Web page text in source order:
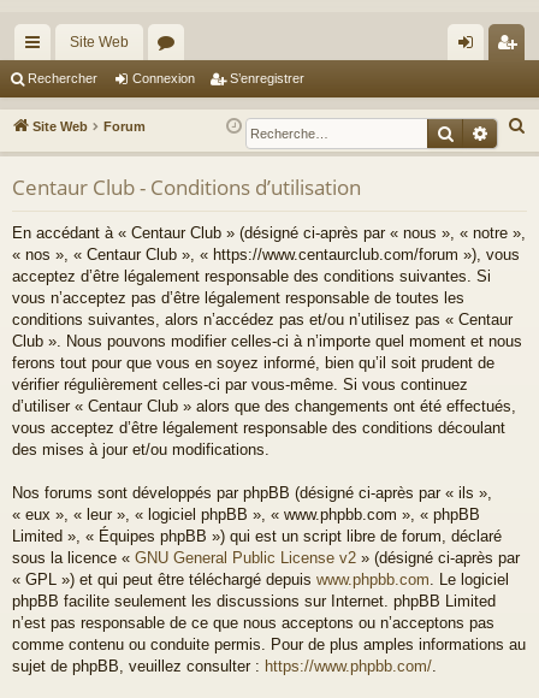
cc
ès
ra
pi
Site Web
or
u
m
s
ne
xi
nr
eg
r
Rechercher Connexion S’enregistrer
Site Web Forum
e
Centaur Club - Conditions d’utilisation
En accédant à « Centaur Club » (désigné ci-après par « nous », « notre »,
« nos », « Centaur Club », « https://www.centaurclub.com/forum »), vous
acceptez d’être légalement responsable des conditions suivantes. Si
vous n’acceptez pas d’être légalement responsable de toutes les
conditions suivantes, alors n’accédez pas et/ou n’utilisez pas « Centaur
Club ». Nous pouvons modifier celles-ci à n’importe quel moment et nous
ferons tout pour que vous en soyez informé, bien qu’il soit prudent de
vérifier régulièrement celles-ci par vous-même. Si vous continuez
d’utiliser « Centaur Club » alors que des changements ont été effectués,
vous acceptez d’être légalement responsable des conditions découlant
des mises à jour et/ou modifications.
Nos forums sont développés par phpBB (désigné ci-après par « ils »,
« eux », « leur », « logiciel phpBB », « www.phpbb.com », « phpBB
Limited », « Équipes phpBB ») qui est un script libre de forum, déclaré
sous la licence « GNU General Public License v2 » (désigné ci-après par
« GPL ») et qui peut être téléchargé depuis www.phpbb.com . Le logiciel
phpBB facilite seulement les discussions sur Internet. phpBB Limited
n’est pas responsable de ce que nous acceptons ou n’acceptons pas
comme contenu ou conduite permis. Pour de plus amples informations au
sujet de phpBB, veuillez consulter : https://www.phpbb.com/